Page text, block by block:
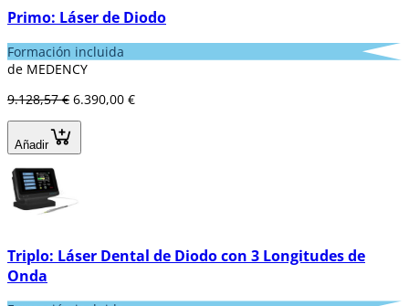
Primo: Láser de Diodo
Formación incluida
de MEDENCY
9.128,57 € 6.390,00 €
Añadir
Triplo: Láser Dental de Diodo con 3 Longitudes de
Onda